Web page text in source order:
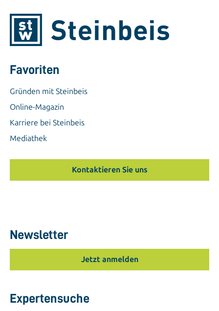
Favoriten
Gründen mit Steinbeis
Online-Magazin
Karriere bei Steinbeis
Mediathek
Kontaktieren Sie uns
Newsletter
Jetzt anmelden
Expertensuche